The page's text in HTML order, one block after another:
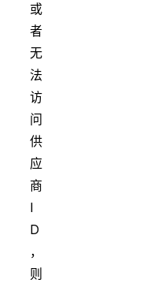
或
者
无
法
访
问
供
应
商
I
D
，
则